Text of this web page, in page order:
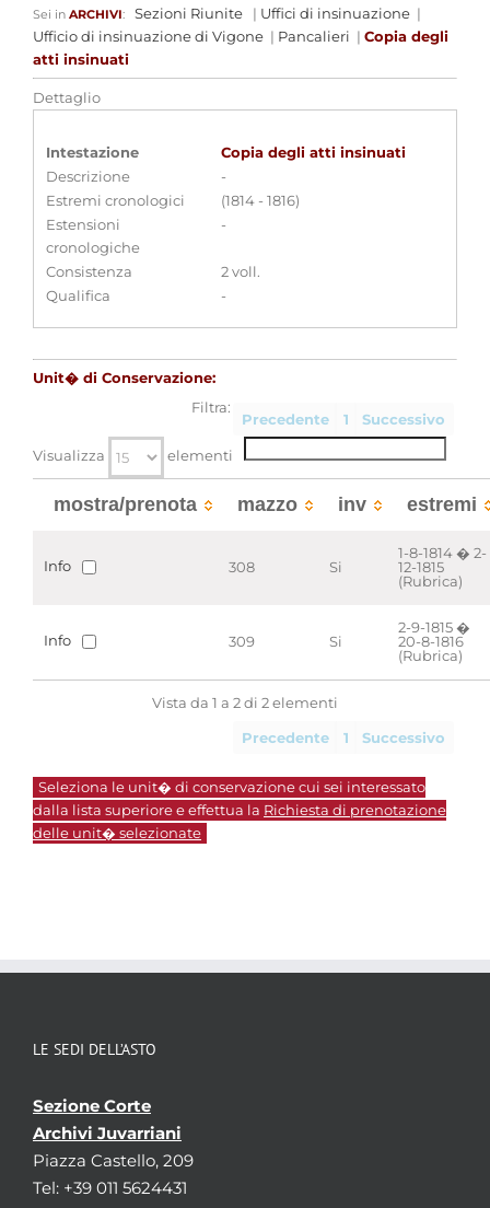
Sei in ARCHIVI: Sezioni Riunite | Uffici di insinuazione |
Ufficio di insinuazione di Vigone | Pancalieri | Copia degli
atti insinuati
Dettaglio
Intestazione
Copia degli atti insinuati
Descrizione
-
Estremi cronologici
(1814 - 1816)
Estensioni
cronologiche
-
Consistenza
2 voll.
Qualifica
-
Unit� di Conservazione:
Precedente 1 Successivo
Visualizza elementi
Filtra:
mostra/prenota mazzo inv estremi
Info 308 Si
1-8-1814 � 2-
12-1815
(Rubrica)
Info 309 Si
2-9-1815 �
20-8-1816
(Rubrica)
Vista da 1 a 2 di 2 elementi
Precedente 1 Successivo
Seleziona le unit� di conservazione cui sei interessato
dalla lista superiore e effettua la Richiesta di prenotazione
delle unit� selezionate
LE SEDI DELL’ASTO
Sezione Corte
Archivi Juvarriani
Piazza Castello, 209
Tel: +39 011 5624431